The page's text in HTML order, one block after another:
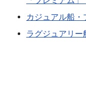
カジュアル船・
ラグジュアリー